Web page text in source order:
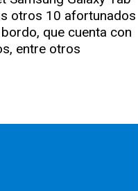
otros 10 afortunados
que cuenta con
entre otros